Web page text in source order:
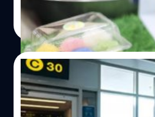
วาณิชชา สายเสมา| 1199 days ago
Read More
26/02/2023
Air Canada ทดลองใช้ก
ดิจิทัล ผ่านการจดจำใบห